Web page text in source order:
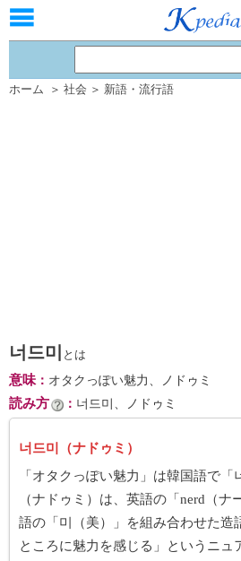
ホーム ＞ 社会 ＞ 新語・流行語
너드미 とは
意味： オタクっぽい魅力、ノドゥミ
読み方 ： 너드미、ノドゥミ
너드미（ナドゥミ）
「オタクっぽい魅力」は韓国語で「
（ナドゥミ）は、英語の「nerd（ナ
語の「미（美）」を組み合わせた造
ところに魅力を感じる」というニュ